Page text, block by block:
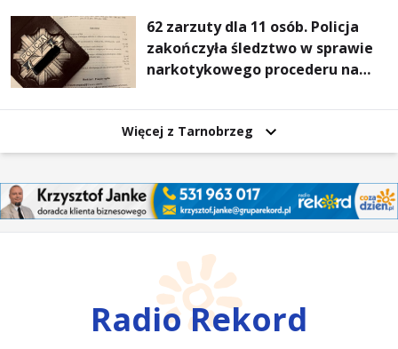
62 zarzuty dla 11 osób. Policja
zakończyła śledztwo w sprawie
narkotykowego procederu na
Więcej z Tarnobrzeg
Radio Rekord